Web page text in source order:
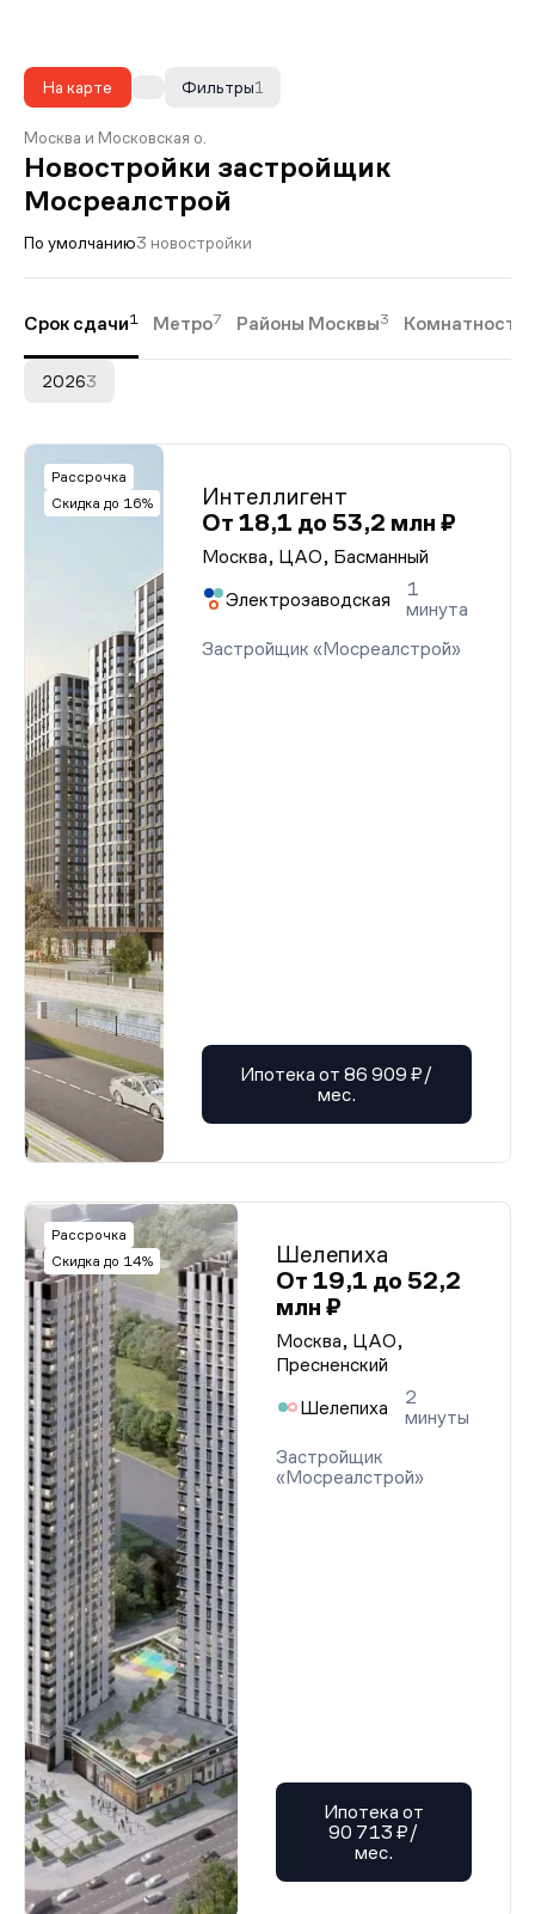
На карте 1
Фильтры
Москва и Московская о.
Новостройки застройщик
Мосреалстрой
По умолчанию3 новостройки
Срок сдачи1 Метро7 Районы Москвы3 Комнатность
20263
Рассрочка
Скидка до 16%
Интеллигент
От 18,1 до 53,2 млн ₽
Москва, ЦАО, Басманный
Электрозаводская
1
минута
Застройщик «Мосреалстрой»
Ипотека от 86 909 ₽/
мес.
Рассрочка
Скидка до 14%
Шелепиха
От 19,1 до 52,2
млн ₽
Москва, ЦАО,
Пресненский
Шелепиха
2
минуты
Застройщик
«Мосреалстрой»
Ипотека от
90 713 ₽/
мес.